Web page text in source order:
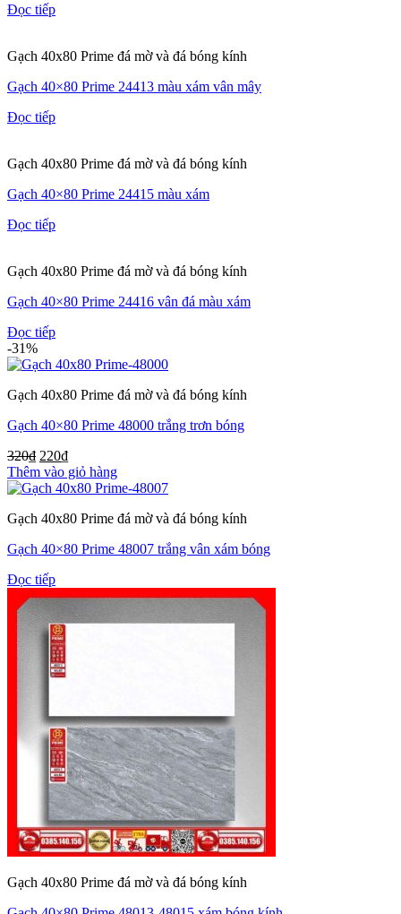
Đọc tiếp
Gạch 40x80 Prime đá mờ và đá bóng kính
Gạch 40×80 Prime 24413 màu xám vân mây
Đọc tiếp
Gạch 40x80 Prime đá mờ và đá bóng kính
Gạch 40×80 Prime 24415 màu xám
Đọc tiếp
Gạch 40x80 Prime đá mờ và đá bóng kính
Gạch 40×80 Prime 24416 vân đá màu xám
Đọc tiếp
-31%
Gạch 40x80 Prime đá mờ và đá bóng kính
Gạch 40×80 Prime 48000 trắng trơn bóng
320₫ 220₫
Thêm vào giỏ hàng
Gạch 40x80 Prime đá mờ và đá bóng kính
Gạch 40×80 Prime 48007 trắng vân xám bóng
Đọc tiếp
Gạch 40x80 Prime đá mờ và đá bóng kính